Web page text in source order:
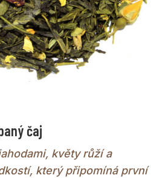
čaj
květy růží a
který připomíná první